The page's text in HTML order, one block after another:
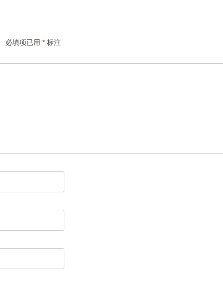
必填项已用 * 标注